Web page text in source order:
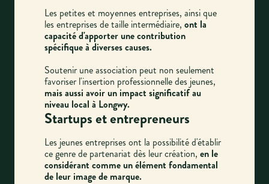
Les petites et moyennes entreprises, ainsi que
les entreprises de taille intermédiaire, ont la
capacité d'apporter une contribution
spécifique à diverses causes.
Soutenir une association peut non seulement
favoriser l'insertion professionnelle des jeunes,
mais aussi avoir un impact significatif au
niveau local à Longwy.
Startups et entrepreneurs
Les jeunes entreprises ont la possibilité d'établir
ce genre de partenariat dès leur création, en le
considérant comme un élément fondamental
de leur image de marque.